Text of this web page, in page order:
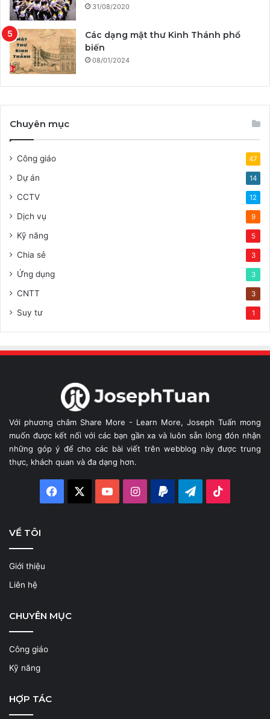
31/08/2020
Các dạng mật thư Kinh Thánh phổ
biến
08/01/2024
Chuyên mục
Công giáo 47
Dự án 14
CCTV 12
Dịch vụ 9
Kỹ năng 5
Chia sẻ 3
Ứng dụng 3
CNTT 3
Suy tư 1
Với phương châm Share More - Learn More, Joseph Tuấn mong
muốn được kết nối với các bạn gần xa và luôn sẵn lòng đón nhận
những góp ý để cho các bài viết trên webblog này được trung
thực, khách quan và đa dạng hơn.
Facebook YouTubeInstagram
Paypal Telegram
VỀ TÔI
Giới thiệu
Liên hệ
CHUYÊN MỤC
Công giáo
Kỹ năng
HỢP TÁC